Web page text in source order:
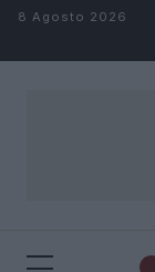
Salta al contenuto
8 Agosto 2026